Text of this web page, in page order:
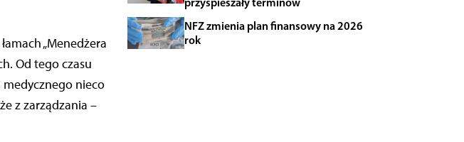
„Menedżera
Od tego czasu
nieco
z zarządzania –
NFZ zmienia plan finansowy na 2026
rok